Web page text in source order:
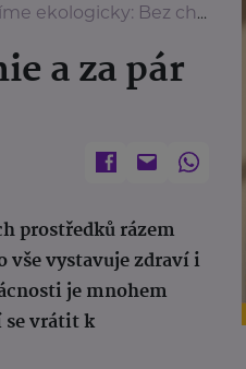
Bez chemie a za pár korun
a za pár
prostředků rázem
vše vystavuje zdraví i
je mnohem
se vrátit k